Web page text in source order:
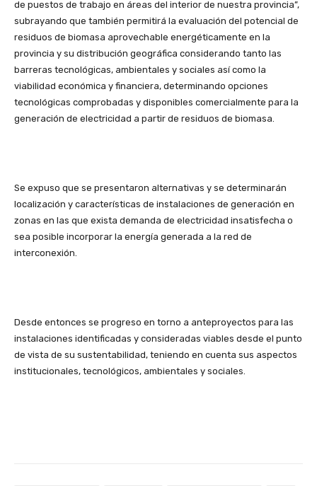
de puestos de trabajo en áreas del interior de nuestra provincia”,
subrayando que también permitirá la evaluación del potencial de
residuos de biomasa aprovechable energéticamente en la
provincia y su distribución geográfica considerando tanto las
barreras tecnológicas, ambientales y sociales así como la
viabilidad económica y financiera, determinando opciones
tecnológicas comprobadas y disponibles comercialmente para la
generación de electricidad a partir de residuos de biomasa.
Se expuso que se presentaron alternativas y se determinarán
localización y características de instalaciones de generación en
zonas en las que exista demanda de electricidad insatisfecha o
sea posible incorporar la energía generada a la red de
interconexión.
Desde entonces se progreso en torno a anteproyectos para las
instalaciones identificadas y consideradas viables desde el punto
de vista de su sustentabilidad, teniendo en cuenta sus aspectos
institucionales, tecnológicos, ambientales y sociales.